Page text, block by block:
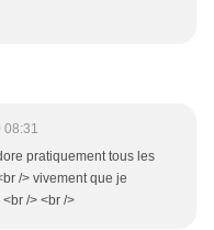
08:31
pratiquement tous les
/> vivement que je
/> <br />